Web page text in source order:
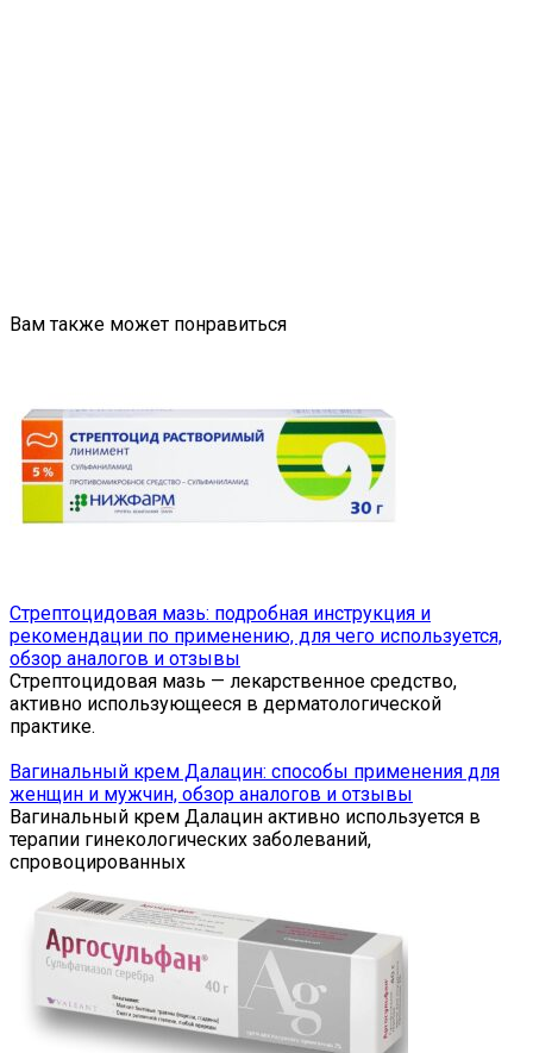
Вам также может понравиться
Стрептоцидовая мазь: подробная инструкция и
рекомендации по применению, для чего используется,
обзор аналогов и отзывы
Стрептоцидовая мазь — лекарственное средство,
активно использующееся в дерматологической
практике.
Вагинальный крем Далацин: способы применения для
женщин и мужчин, обзор аналогов и отзывы
Вагинальный крем Далацин активно используется в
терапии гинекологических заболеваний,
спровоцированных